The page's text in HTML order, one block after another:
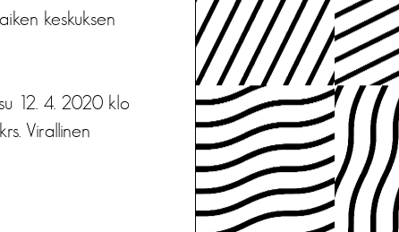
keskuksen
12. 4. 2020 klo
Virallinen